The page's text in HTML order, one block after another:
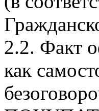
2.2. Факт
как